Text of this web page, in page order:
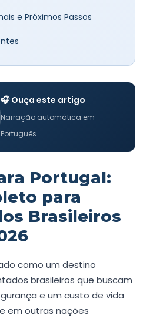
e Próximos Passos
🎧 Ouça este artigo
Narração automática em
Português
Portugal:
para
Brasileiros
como um destino
brasileiros que buscam
e um custo de vida
em outras nações